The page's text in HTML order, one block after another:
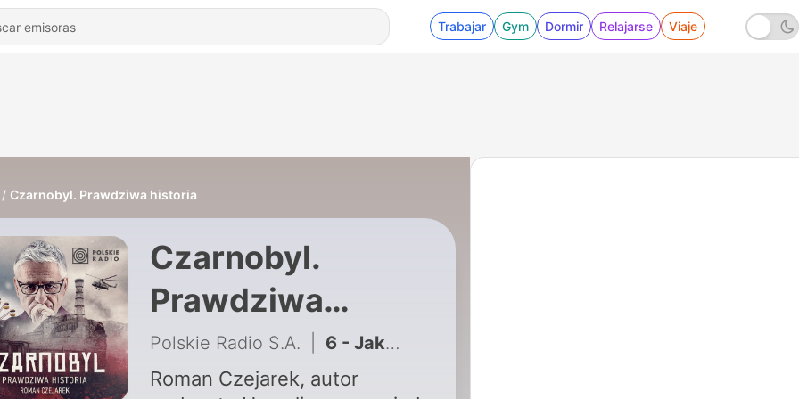
Trabajar Gym Dormir Relajarse Viaje
Czarnobyl. Prawdziwa historia
Czarnobyl.
Prawdziwa
historia
Polskie Radio S.A. 6 - Jak Czarnobyl zmienił Polskę? Płyn Lugola, panika i upadek atomu #5
Roman Czejarek, autor